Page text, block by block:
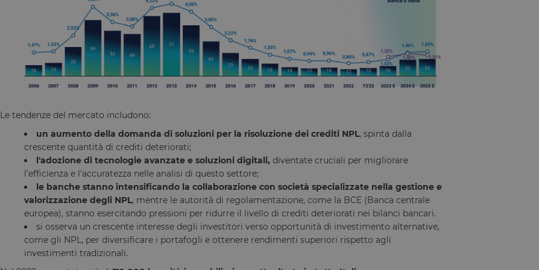
Le tendenze del mercato includono:
un aumento della domanda di soluzioni per la risoluzione dei crediti NPL, spinta dalla
crescente quantità di crediti deteriorati;
l'adozione di tecnologie avanzate e soluzioni digitali, diventate cruciali per migliorare
l'efficienza e l'accuratezza nelle analisi di questo settore;
le banche stanno intensificando la collaborazione con società specializzate nella gestione e
valorizzazione degli NPL, mentre le autorità di regolamentazione, come la BCE (Banca centrale
europea), stanno esercitando pressioni per ridurre il livello di crediti deteriorati nei bilanci bancari.
si osserva un crescente interesse degli investitori verso opportunità di investimento alternative,
come gli NPL, per diversificare i portafogli e ottenere rendimenti superiori rispetto agli
investimenti tradizionali.
Archiviazione locale
Archiviazione locale
Archiviazione locale
Archiviazione locale
Archiviazione locale
Archiviazione locale
Archiviazione locale
Archiviazione locale
Archiviazione locale